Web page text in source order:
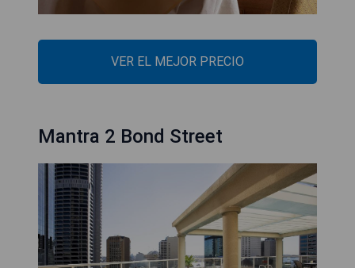
VER EL MEJOR PRECIO
Mantra 2 Bond Street